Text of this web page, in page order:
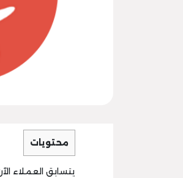
محتويات
يتسابق العملاء